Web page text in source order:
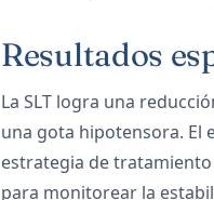
Resultados
La SLT logra una
una gota hipotensora. El
estrategia de
para monitorear la